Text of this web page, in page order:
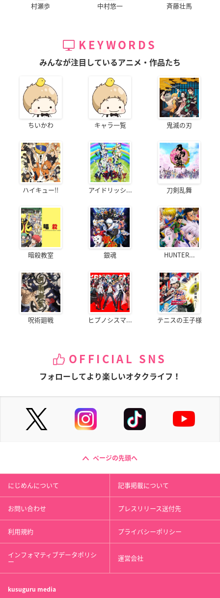
村瀬歩 中村悠一 斉藤壮馬
KEYWORDS
みんなが注目しているアニメ・作品たち
ちいかわ キャラ一覧 鬼滅の刃
ハイキュー!! アイドリッシ... 刀剣乱舞
暗殺教室 銀魂 HUNTER...
呪術廻戦 ヒプノシスマ... テニスの王子様
OFFICIAL SNS
フォローしてより楽しいオタクライフ！
ページの先頭へ
にじめんについて 記事掲載について
お問い合わせ プレスリリース送付先
利用規約 プライバシーポリシー
インフォマティブデータポリシ
ー 運営会社
kusuguru media